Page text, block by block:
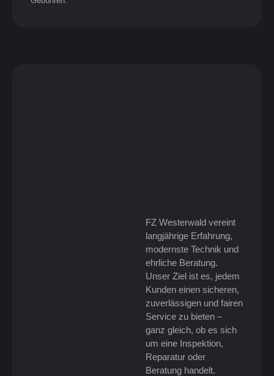
FZ Westerwald vereint
langjährige Erfahrung,
modernste Technik und
ehrliche Beratung.
Unser Ziel ist es, jedem
Kunden einen sicheren,
zuverlässigen und fairen
Service zu bieten –
ganz gleich, ob es sich
um eine Inspektion,
Reparatur oder
Beratung handelt.